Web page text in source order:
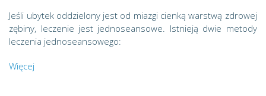
Jeśli ubytek oddzielony jest od miazgi cienką warstwą zdrowej
zębiny, leczenie jest jednoseansowe. Istnieją dwie metody
leczenia jednoseansowego:
Więcej